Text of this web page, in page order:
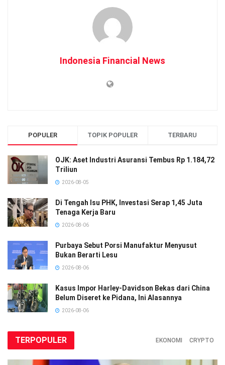
Indonesia Financial News
POPULER TOPIK POPULER TERBARU
OJK: Aset Industri Asuransi Tembus Rp 1.184,72
Triliun
2026-08-05
Di Tengah Isu PHK, Investasi Serap 1,45 Juta
Tenaga Kerja Baru
2026-08-06
Purbaya Sebut Porsi Manufaktur Menyusut
Bukan Berarti Lesu
2026-08-06
Kasus Impor Harley-Davidson Bekas dari China
Belum Diseret ke Pidana, Ini Alasannya
2026-08-06
TERPOPULER EKONOMI CRYPTO